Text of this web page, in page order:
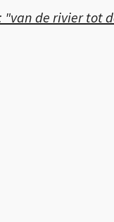
"van de rivier tot